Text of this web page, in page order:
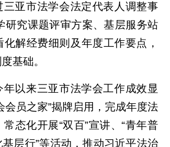
三亚市法学会法定代表人调整事
研究课题评审方案、基层服务站
解经费细则及年度工作要点，
基础。
年以来三亚市法学会工作成效显
会员之家”揭牌启用，完成年度法
态化开展“双百”宣讲、“青年普
层行”等活动，推动习近平法治